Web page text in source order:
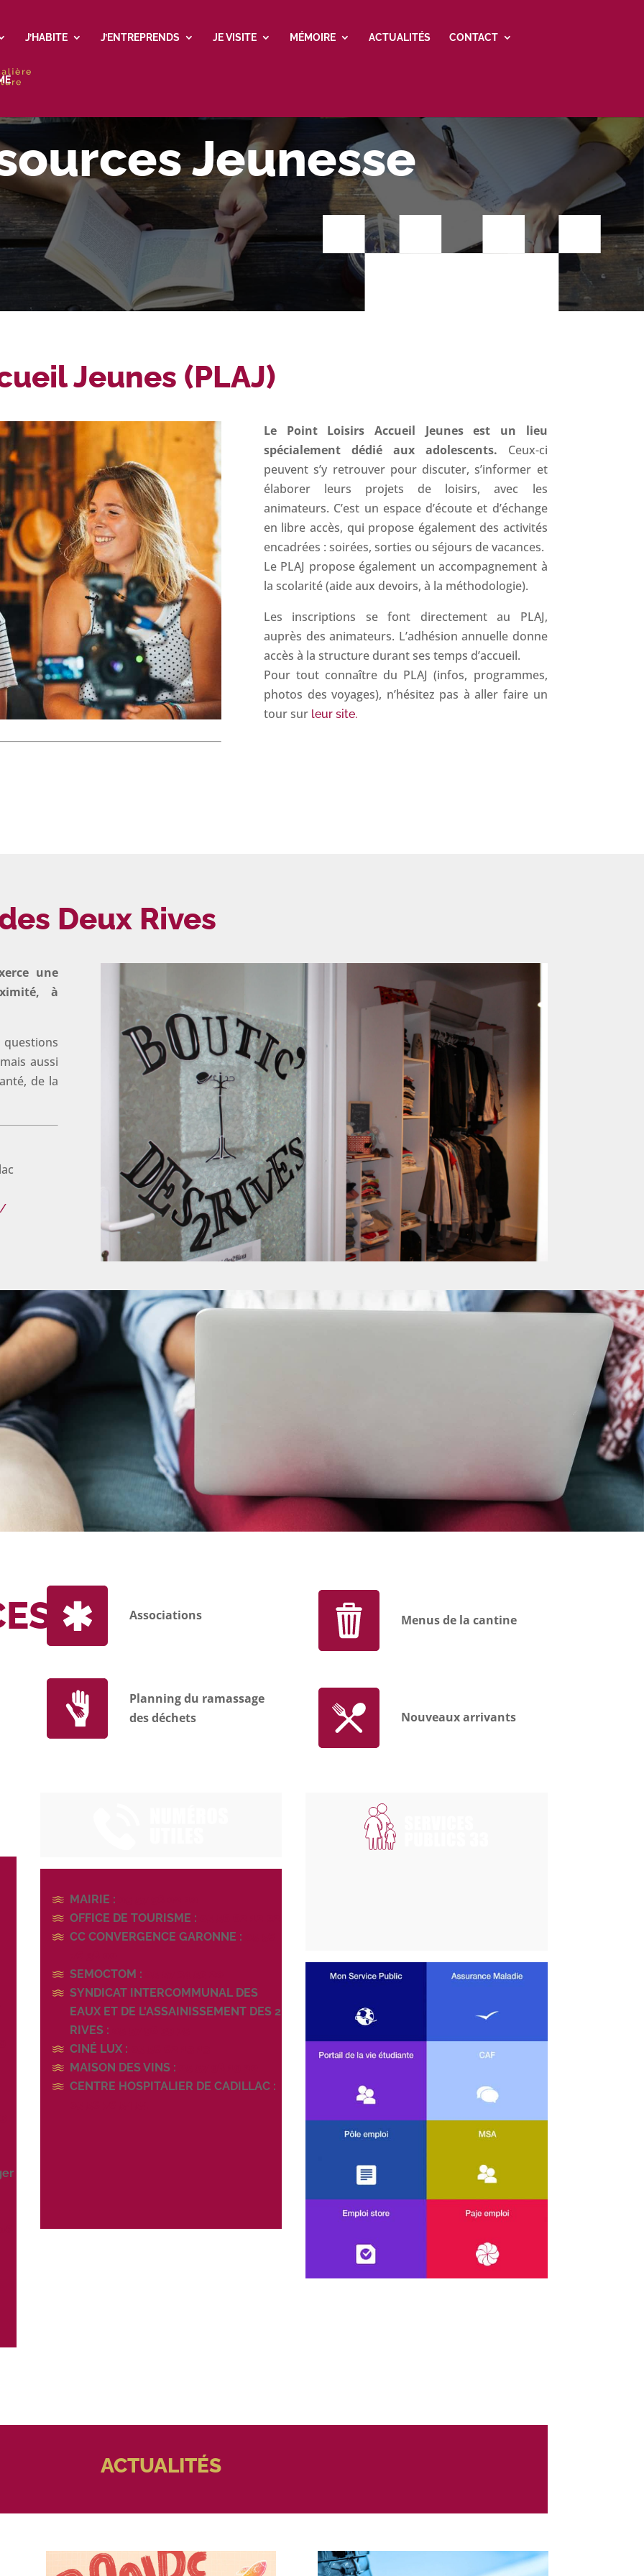
J’HABITE J’ENTREPRENDS JE VISITE MÉMOIRE ACTUALITÉS CONTACT
Jeunesse
Jeunes (PLAJ)
Le Point Loisirs Accueil Jeunes est un lieu
spécialement dédié aux adolescents. Ceux-ci
peuvent s’y retrouver pour discuter, s’informer et
élaborer leurs projets de loisirs, avec les
animateurs. C’est un espace d’écoute et d’échange
en libre accès, qui propose également des activités
encadrées : soirées, sorties ou séjours de vacances.
Le PLAJ propose également un accompagnement à
la scolarité (aide aux devoirs, à la méthodologie).
Les inscriptions se font directement au PLAJ,
auprès des animateurs. L’adhésion annuelle donne
accès à la structure durant ses temps d’accueil.
Pour tout connaître du PLAJ (infos, programmes,
photos des voyages), n’hésitez pas à aller faire un
tour sur leur site.
Deux Rives
une
à
aussi
de la
Associations
Planning du ramassage
des déchets
Menus de la cantine
Nouveaux arrivants
MAIRIE :
OFFICE DE TOURISME :
CC CONVERGENCE GARONNE :
SEMOCTOM :
SYNDICAT INTERCOMMUNAL DES
EAUX ET DE L'ASSAINISSEMENT DES 2
RIVES :
CINÉ LUX :
MAISON DES VINS :
CENTRE HOSPITALIER DE CADILLAC :
ACTUALITÉS